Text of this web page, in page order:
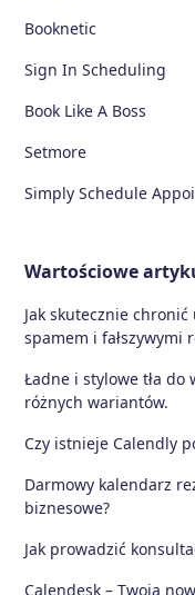
Booknetic
Sign In Scheduling
Book Like A Boss
Setmore
Simply Schedule
Wartościowe
Jak skutecznie
spamem i fałszywymi
Ładne i stylowe tła
różnych wariantów.
Czy istnieje Calendly
Darmowy kalendarz
biznesowe?
Jak prowadzić
Calendesk – Twoja